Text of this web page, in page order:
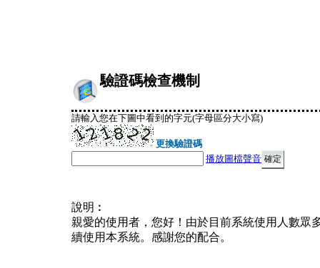
驗證碼檢查機制
請輸入您在下圖中看到的字元(字母區分大小寫)
更換驗證碼
播放圖檔聲音
說明︰
親愛的使用者，您好！由於目前系統使用人數眾
續使用本系統。感謝您的配合。